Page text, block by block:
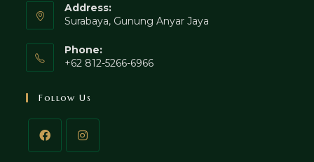
Address:
Surabaya, Gunung Anyar Jaya
Phone:
+62 812-5266-6966
Follow Us